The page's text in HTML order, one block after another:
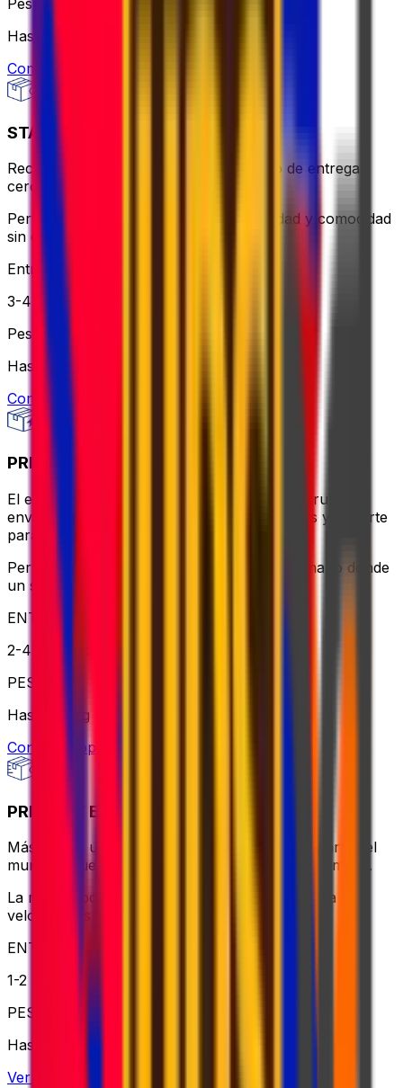
Hasta 30 kg
Comprobar opción
STANDARD - FLEXI
Recogida el mismo día o utiliza un punto de entrega
cercano: más flexible y aún asequible.
Perfecto para cuando necesitas flexibilidad y comodidad
sin que te cueste un ojo de la cara.
Entrega
3-4 días laborables
Peso
Hasta 30 kg
Comprobar opción
PRIORITY PACKAGE
El equilibrio ideal entre valor y velocidad: disfrute de
envíos rápidos, horarios de recogida flexibles y soporte
para paquetes más pesados.
Perfecto para envíos urgentes o de gran tamaño donde
un servicio fiable es clave
ENTREGA
2-4 días hábiles
PESO
Hasta 70 kg
Consultar opción
PRIORITY EXPRESS PACKAGE
Más allá de una entrega rápida, en cualquier parte del
mundo – vuela en 24-72 horas con manejo premium.
La mejor opción para envíos globales cuando la
velocidad es crucial
ENTREGA
1-2 días hábiles
PESO
Hasta 70kg
Ver opción